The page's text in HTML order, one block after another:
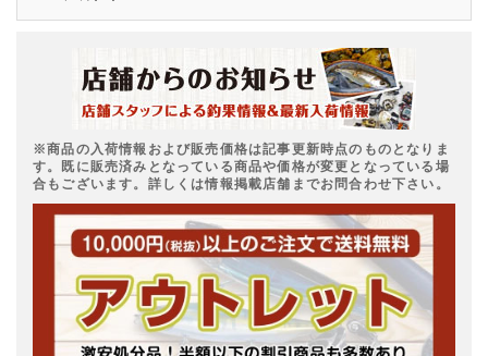
※商品の入荷情報および販売価格は記事更新時点のものとなりま
す。既に販売済みとなっている商品や価格が変更となっている場
合もございます。詳しくは情報掲載店舗までお問合わせ下さい。